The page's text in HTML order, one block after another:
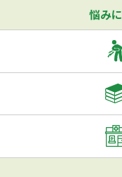
悩み